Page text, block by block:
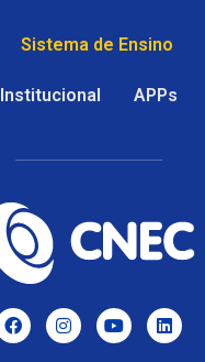
Sistema de Ensino
Institucional APPs